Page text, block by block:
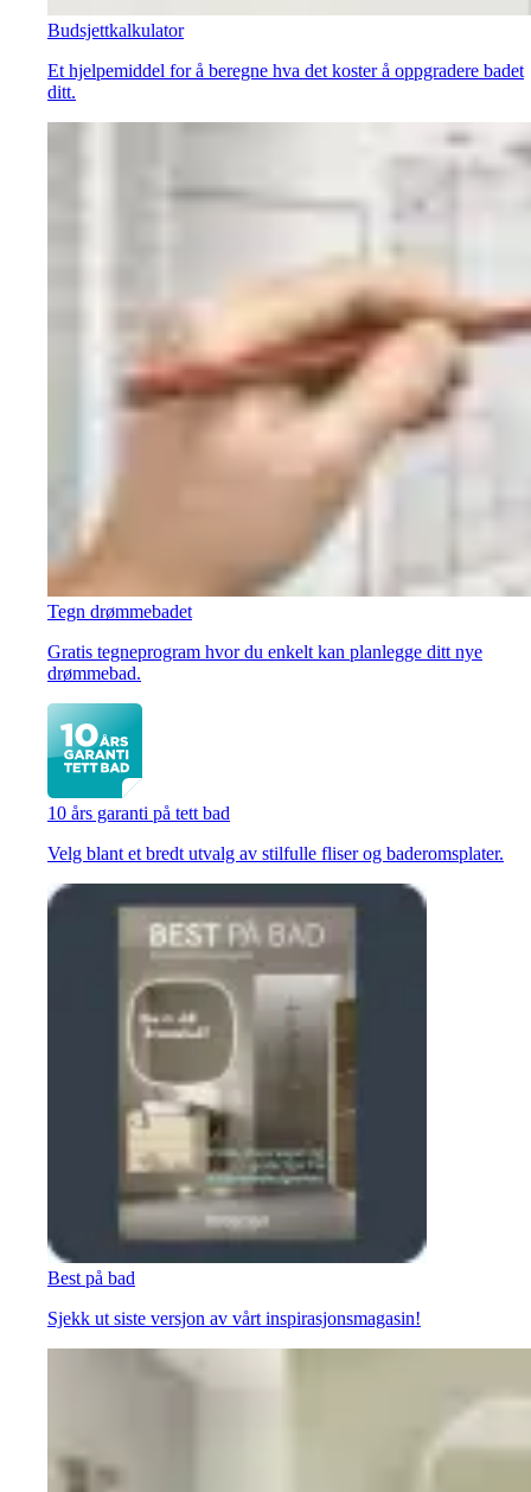
Budsjettkalkulator
Et hjelpemiddel for å beregne hva det koster å oppgradere badet
ditt.
Tegn drømmebadet
Gratis tegneprogram hvor du enkelt kan planlegge ditt nye
drømmebad.
10 års garanti på tett bad
Velg blant et bredt utvalg av stilfulle fliser og baderomsplater.
Best på bad
Sjekk ut siste versjon av vårt inspirasjonsmagasin!